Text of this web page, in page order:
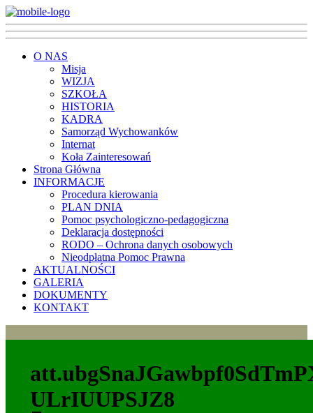
O NAS
Misja
WIZJA
SZKOŁA
HISTORIA
KADRA
Samorząd Wychowanków
Internat
Koła Zainteresowań
Strona Główna
INFORMACJE
Procedura kierowania
PLAN DNIA
Pomoc psychologiczno-pedagogiczna
Deklaracja dostępności
RODO – Ochrona danych osobowych
Nieodpłatna Pomoc Prawna
AKTUALNOŚCI
GALERIA
DOKUMENTY
KONTAKT
ULrIUUPSJZ8